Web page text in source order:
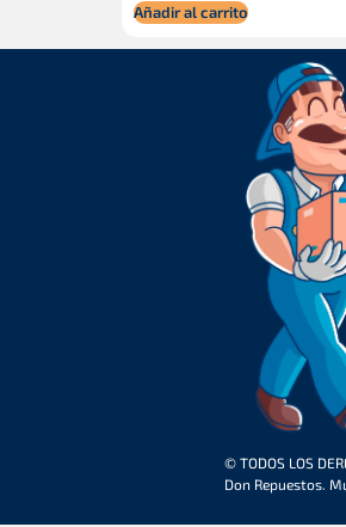
Añadir al carrito
© TODOS LOS
Don Repuestos.